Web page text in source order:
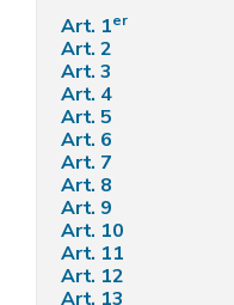
Art. 1er
Art. 2
Art. 3
Art. 4
Art. 5
Art. 6
Art. 7
Art. 8
Art. 9
Art. 10
Art. 11
Art. 12
Art. 13